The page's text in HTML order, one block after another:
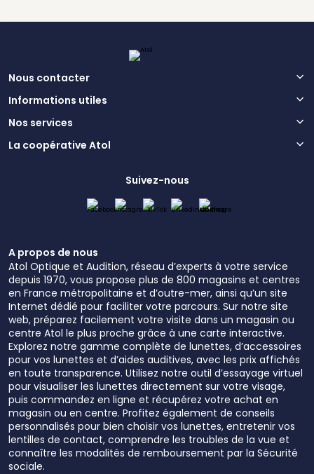
Nous contacter
Informations utiles
Nos services
La coopérative Atol
Suivez-nous
A propos de nous
Atol Optique et Audition, réseau d’experts à votre service
depuis 1970, vous propose plus de 800 magasins et centres
en France métropolitaine et d’outre-mer, ainsi qu’un site
Internet dédié pour faciliter votre parcours. Sur notre site
web, préparez facilement votre visite dans un magasin ou
centre Atol le plus proche grâce à une carte interactive.
Explorez notre gamme complète de lunettes, d’accessoires
pour vos lunettes et d’aides auditives, avec les prix affichés
en toute transparence. Utilisez notre outil d’essayage virtuel
pour visualiser les lunettes directement sur votre visage,
puis commandez en ligne et récupérez votre achat en
magasin ou en centre. Profitez également de conseils
personnalisés pour bien choisir vos lunettes, entretenir vos
lentilles de contact, comprendre les troubles de la vue et
connaître les modalités de remboursement par la Sécurité
sociale.